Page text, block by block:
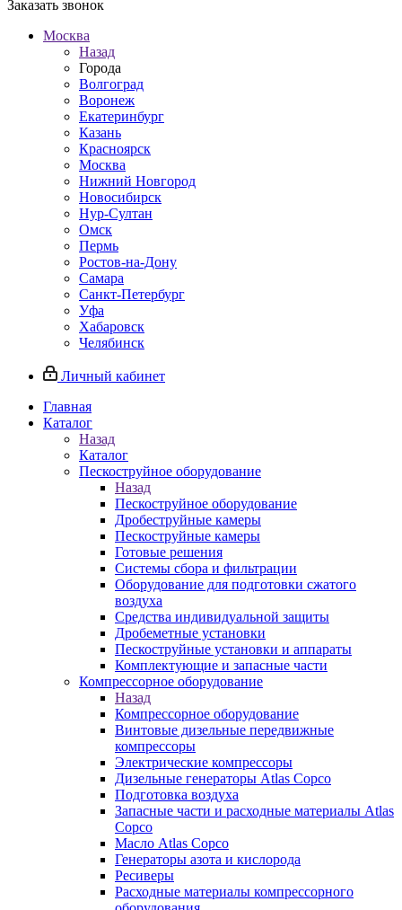
Заказать звонок
Москва
Назад
Города
Волгоград
Воронеж
Екатеринбург
Казань
Красноярск
Москва
Нижний Новгород
Новосибирск
Нур-Султан
Омск
Пермь
Ростов-на-Дону
Самара
Санкт-Петербург
Уфа
Хабаровск
Челябинск
Личный кабинет
Главная
Каталог
Назад
Каталог
Пескоструйное оборудование
Назад
Пескоструйное оборудование
Дробеструйные камеры
Пескоструйные камеры
Готовые решения
Системы сбора и фильтрации
Оборудование для подготовки сжатого
воздуха
Средства индивидуальной защиты
Дробеметные установки
Пескоструйные установки и аппараты
Комплектующие и запасные части
Компрессорное оборудование
Назад
Компрессорное оборудование
Винтовые дизельные передвижные
компрессоры
Электрические компрессоры
Дизельные генераторы Atlas Copco
Подготовка воздуха
Запасные части и расходные материалы Atlas
Copco
Масло Atlas Copco
Генераторы азота и кислорода
Ресиверы
Расходные материалы компрессорного